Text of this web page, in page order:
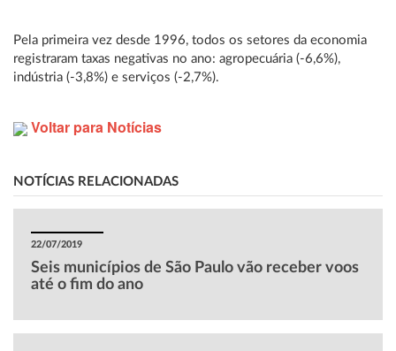
Pela primeira vez desde 1996, todos os setores da economia
registraram taxas negativas no ano: agropecuária (-6,6%),
indústria (-3,8%) e serviços (-2,7%).
Voltar para Notícias
NOTÍCIAS RELACIONADAS
22/07/2019
Seis municípios de São Paulo vão receber voos
até o fim do ano